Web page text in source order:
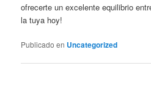
ofrecerte un excelente equilibrio
la tuya hoy!
Publicado en Uncategorized